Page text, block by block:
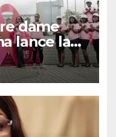
dame
lance la
rose à la
»